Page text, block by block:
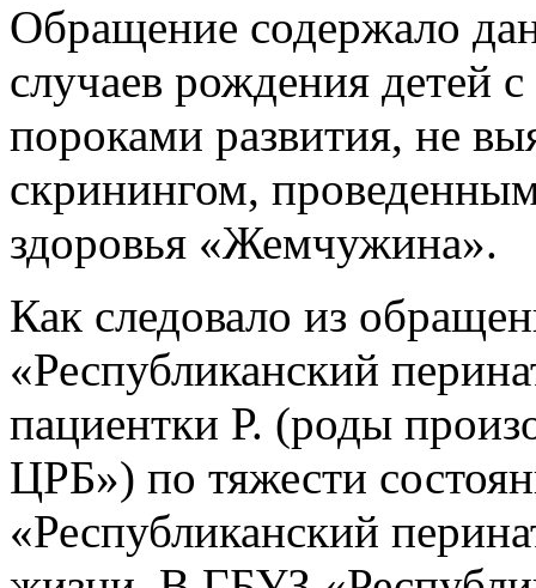
Обращение содержало
случаев рождения
пороками развития, не
скринингом,
здоровья «Жемчужина».
Как следовало из
«Республиканский
пациентки Р. (роды
ЦРБ») по тяжести
«Республиканский